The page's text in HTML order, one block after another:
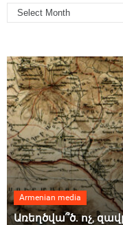
Armenian media
Առեղծվա՞ծ. ոչ,